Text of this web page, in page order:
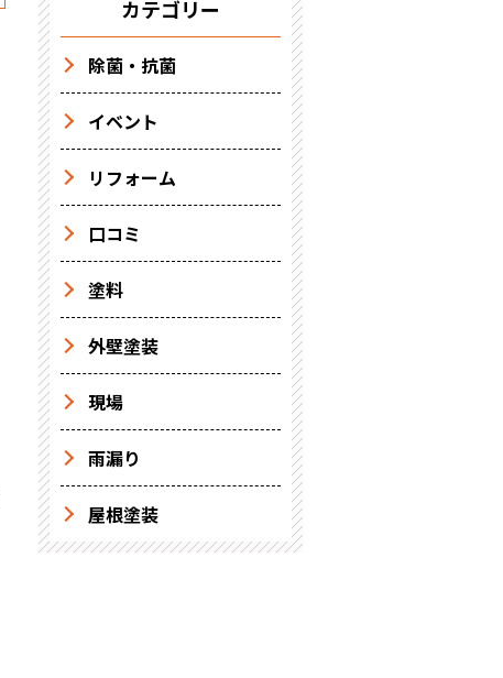
カテゴリー
除菌・抗菌
イベント
リフォーム
口コミ
塗料
外壁塗装
現場
雨漏り
屋根塗装